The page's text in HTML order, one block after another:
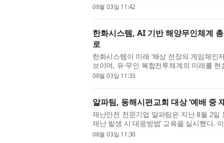
락셀라 세탁세제 코튼향 2.1L는 2024년 첫
08월 03일 11:42
한화시스템, AI 기반 해양무인체계
로
한화시스템이 미래 ‘해상 전장의 게임체인
보이며, 유·무인 복합전투체계의 미래를
에서 ‘인공지능(AI) 기반 유·무인 복합 전투
08월 03일 11:33
알파팀, 동해시편교회 대상 ‘예배 중
재난안전 전문기업 알파팀은 지난 8월 2일
재난 발생 시 대응방법’ 교육을 실시했다.
서 갑작스러운 재난이 발생할 경우 교회
08월 03일 11:30